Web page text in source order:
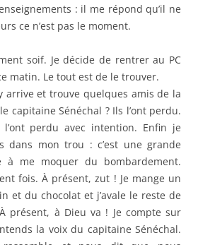
et du chocolat et j’avale le reste de
présent, à Dieu va ! Je compte sur
et nous dit que nous
9 heures.
dansPartie 4 - Chap. 2 , et marquée avec
,Blachon,brancardiers,Brillant Calais,
,Culine ,De Lannurien,de Monclin,
, Gallois ,Gauthier ,Lobbedey,marmites,
les-Hurlus, Monsigny Paradis, Sénéchal ,
28 février 15.